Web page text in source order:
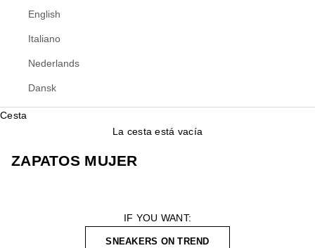
English
Italiano
Nederlands
Dansk
Cesta
La cesta está vacía
ZAPATOS MUJER
IF YOU WANT:
SNEAKERS ON TREND